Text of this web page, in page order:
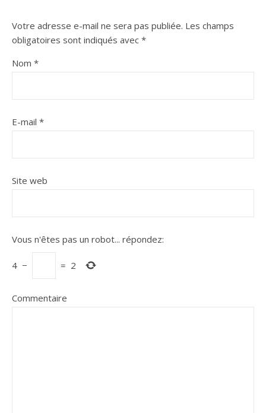
Votre adresse e-mail ne sera pas publiée. Les champs
obligatoires sont indiqués avec *
Nom *
E-mail *
Site web
Vous n'êtes pas un robot... répondez:
4 − = 2
Commentaire